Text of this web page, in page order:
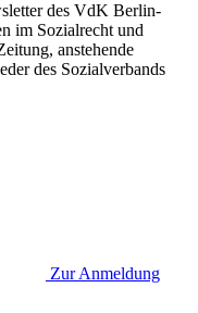
des VdK Berlin-
im Sozialrecht und
anstehende
des Sozialverbands
Zur Anmeldung